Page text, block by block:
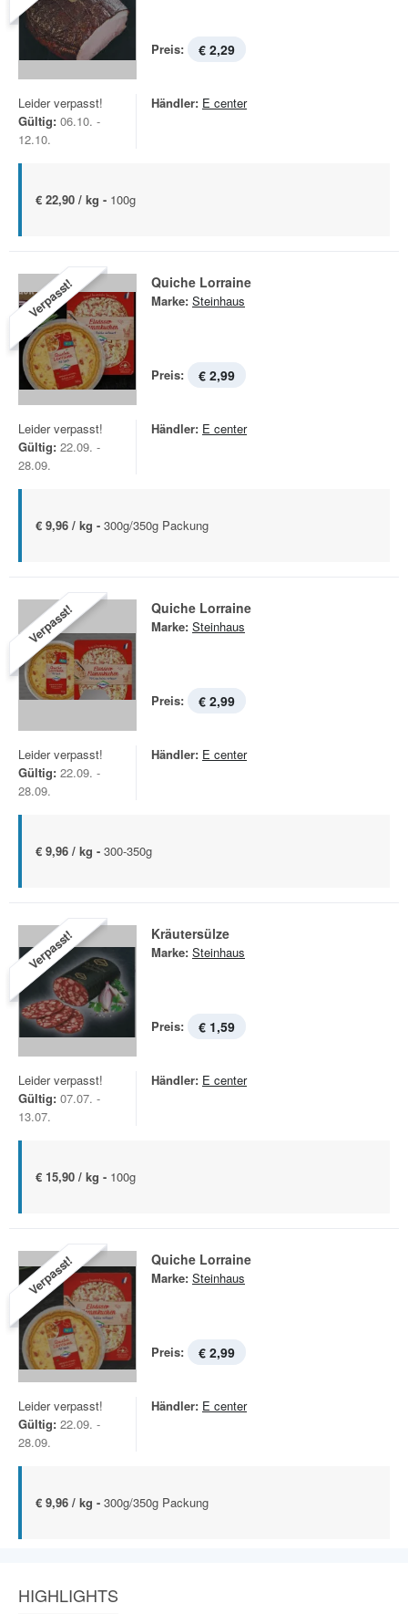
Preis: € 2,29
Leider verpasst!
Gültig: 06.10. -
12.10.
Händler: E center
€ 22,90 / kg - 100g
Verpasst! Quiche Lorraine
Marke: Steinhaus
Preis: € 2,99
Leider verpasst!
Gültig: 22.09. -
28.09.
Händler: E center
€ 9,96 / kg - 300g/350g Packung
Verpasst! Quiche Lorraine
Marke: Steinhaus
Preis: € 2,99
Leider verpasst!
Gültig: 22.09. -
28.09.
Händler: E center
€ 9,96 / kg - 300-350g
Verpasst! Kräutersülze
Marke: Steinhaus
Preis: € 1,59
Leider verpasst!
Gültig: 07.07. -
13.07.
Händler: E center
€ 15,90 / kg - 100g
Verpasst! Quiche Lorraine
Marke: Steinhaus
Preis: € 2,99
Leider verpasst!
Gültig: 22.09. -
28.09.
Händler: E center
€ 9,96 / kg - 300g/350g Packung
HIGHLIGHTS